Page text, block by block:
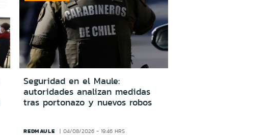
Seguridad en el Maule:
autoridades analizan medidas
tras portonazo y nuevos robos
REDMAULE 04/08/2026 - 19:46 HRS